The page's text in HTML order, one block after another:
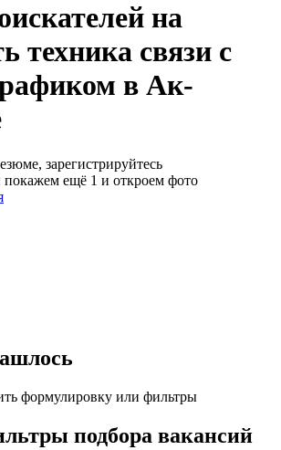
на
техника связи с
в Ак-
зарегистрируйтесь
покажем ещё 1 и откроем фото
формулировку или фильтры
подбора вакансий